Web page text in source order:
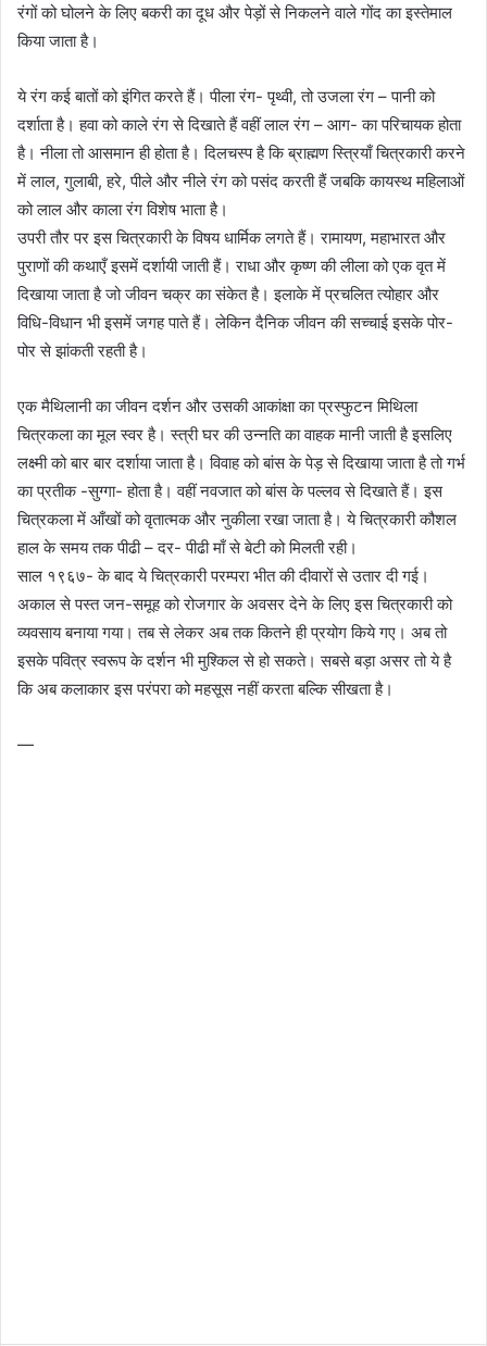
रंगों को घोलने के लिए बकरी का दूध और पेड़ों से निकलने वाले गोंद का इस्तेमाल
किया जाता है।
ये रंग कई बातों को इंगित करते हैं। पीला रंग- पृथ्वी, तो उजला रंग – पानी को
दर्शाता है। हवा को काले रंग से दिखाते हैं वहीं लाल रंग – आग- का परिचायक होता
है। नीला तो आसमान ही होता है। दिलचस्प है कि ब्राह्मण स्त्रियाँ चित्रकारी करने
में लाल, गुलाबी, हरे, पीले और नीले रंग को पसंद करती हैं जबकि कायस्थ महिलाओं
को लाल और काला रंग विशेष भाता है।
उपरी तौर पर इस चित्रकारी के विषय धार्मिक लगते हैं। रामायण, महाभारत और
पुराणों की कथाएँ इसमें दर्शायी जाती हैं। राधा और कृष्ण की लीला को एक वृत में
दिखाया जाता है जो जीवन चक्र का संकेत है। इलाके में प्रचलित त्योहार और
विधि-विधान भी इसमें जगह पाते हैं। लेकिन दैनिक जीवन की सच्चाई इसके पोर-
पोर से झांकती रहती है।
एक मैथिलानी का जीवन दर्शन और उसकी आकांक्षा का प्रस्फुटन मिथिला
चित्रकला का मूल स्वर है। स्त्री घर की उन्नति का वाहक मानी जाती है इसलिए
लक्ष्मी को बार बार दर्शाया जाता है। विवाह को बांस के पेड़ से दिखाया जाता है तो गर्भ
का प्रतीक -सुग्गा- होता है। वहीं नवजात को बांस के पल्लव से दिखाते हैं। इस
चित्रकला में आँखों को वृतात्मक और नुकीला रखा जाता है। ये चित्रकारी कौशल
हाल के समय तक पीढी – दर- पीढी माँ से बेटी को मिलती रही।
साल १९६७- के बाद ये चित्रकारी परम्परा भीत की दीवारों से उतार दी गई।
अकाल से पस्त जन-समूह को रोजगार के अवसर देने के लिए इस चित्रकारी को
व्यवसाय बनाया गया। तब से लेकर अब तक कितने ही प्रयोग किये गए। अब तो
इसके पवित्र स्वरूप के दर्शन भी मुश्किल से हो सकते। सबसे बड़ा असर तो ये है
कि अब कलाकार इस परंपरा को महसूस नहीं करता बल्कि सीखता है।
—